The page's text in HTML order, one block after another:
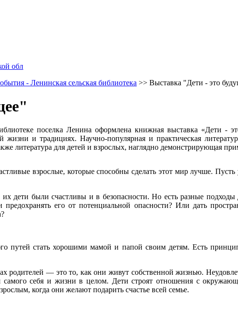
обл
- Ленинская сельская библиотека >> Выставка "Дети - это
поселка Ленина оформлена книжная выставка «Дети -
и традициях. Научно-популярная и практическая
литература для детей и взрослых, наглядно демонстрирующая
взрослые, которые способны сделать этот мир лучше. Пусть
их дети были счастливы и в безопасности. Но есть разные
его от потенциальной опасности? Или дать
путей стать хорошими мамой и папой своим детям. Есть
— это то, как они живут собственной жизнью.
самого себя и жизни в целом. Дети строят отношения с
когда они желают подарить счастье всей семье.